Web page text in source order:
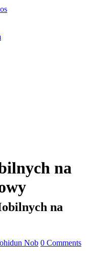
na
na
Nob 0 Comments